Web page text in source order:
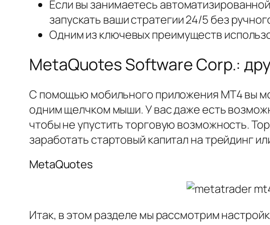
Если вы занимаетесь
запускать ваши стратегии 24/5 без
Одним из ключевых преимуществ
MetaQuotes Software Corp.:
С помощью мобильного приложения MT4 вы
одним щелчком мыши. У вас даже есть
чтобы не упустить торговую возможность.
заработать стартовый капитал на трейдинг
MetaQuotes
Итак, в этом разделе мы рассмотрим